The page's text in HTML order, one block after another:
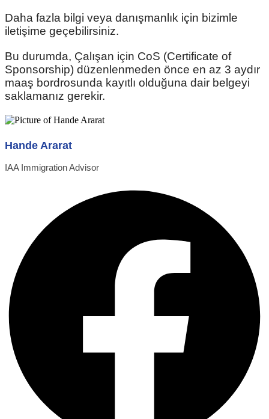
Daha fazla bilgi veya danışmanlık için bizimle
iletişime geçebilirsiniz.
Bu durumda, Çalışan için CoS (Certificate of
Sponsorship) düzenlenmeden önce en az 3 aydır
maaş bordrosunda kayıtlı olduğuna dair belgeyi
saklamanız gerekir.
Hande Ararat
IAA Immigration Advisor